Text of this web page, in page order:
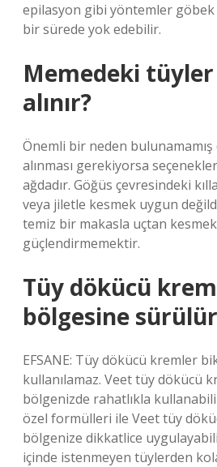
epilasyon gibi yöntemler göbek
bir sürede yok edebilir.
Memedeki tüyler
alınır?
Önemli bir neden bulunamamış
alınması gerekiyorsa
ağdadır. Göğüs çevresindeki
veya jiletle kesmek uygun
temiz bir makasla uçtan
güçlendirmemektir.
Tüy dökücü
bölgesine
EFSANE: Tüy dökücü kremler
kullanılamaz. Veet tüy dökücü
bölgenizde rahatlıkla
özel formülleri ile Veet tüy
bölgenize dikkatlice
içinde istenmeyen tüylerden